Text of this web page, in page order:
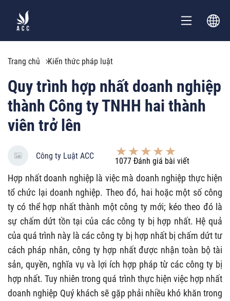
Trang chủ Kiến thức pháp luật
Quy trình hợp nhất doanh nghiệp
thành Công ty TNHH hai thành
viên trở lên
Công ty Luật ACC
1077 Đánh giá bài viết
Hợp nhất doanh nghiệp là việc mà doanh nghiệp thực hiện
tổ chức lại doanh nghiệp. Theo đó, hai hoặc một số công
ty có thể hợp nhất thành một công ty mới; kéo theo đó là
sự chấm dứt tồn tại của các công ty bị hợp nhất. Hệ quả
của quá trình này là các công ty bị hợp nhất bị chấm dứt tư
cách pháp nhân, công ty hợp nhất được nhận toàn bộ tài
sản, quyền, nghĩa vụ và lợi ích hợp pháp từ các công ty bị
hợp nhất. Tuy nhiên trong quá trình thực hiện việc hợp nhất
doanh nghiệp Quý khách sẽ gặp phải nhiều khó khăn trong